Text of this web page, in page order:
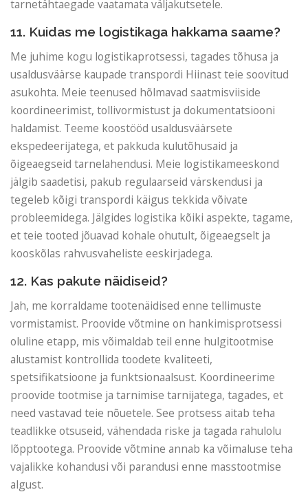
tarnetähtaegade vaatamata väljakutsetele.
11. Kuidas me logistikaga hakkama saame?
Me juhime kogu logistikaprotsessi, tagades tõhusa ja
usaldusväärse kaupade transpordi Hiinast teie soovitud
asukohta. Meie teenused hõlmavad saatmisviiside
koordineerimist, tollivormistust ja dokumentatsiooni
haldamist. Teeme koostööd usaldusväärsete
ekspedeerijatega, et pakkuda kulutõhusaid ja
õigeaegseid tarnelahendusi. Meie logistikameeskond
jälgib saadetisi, pakub regulaarseid värskendusi ja
tegeleb kõigi transpordi käigus tekkida võivate
probleemidega. Jälgides logistika kõiki aspekte, tagame,
et teie tooted jõuavad kohale ohutult, õigeaegselt ja
kooskõlas rahvusvaheliste eeskirjadega.
12. Kas pakute näidiseid?
Jah, me korraldame tootenäidised enne tellimuste
vormistamist. Proovide võtmine on hankimisprotsessi
oluline etapp, mis võimaldab teil enne hulgitootmise
alustamist kontrollida toodete kvaliteeti,
spetsifikatsioone ja funktsionaalsust. Koordineerime
proovide tootmise ja tarnimise tarnijatega, tagades, et
need vastavad teie nõuetele. See protsess aitab teha
teadlikke otsuseid, vähendada riske ja tagada rahulolu
lõpptootega. Proovide võtmine annab ka võimaluse teha
vajalikke kohandusi või parandusi enne masstootmise
algust.